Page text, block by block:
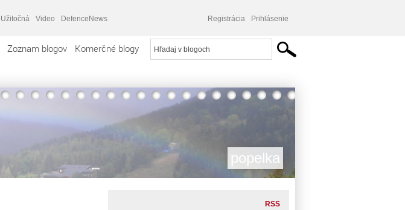
Užitočná Video DefenceNews Registrácia Prihlásenie
Zoznam blogov Komerčné blogy
popelka
RSS